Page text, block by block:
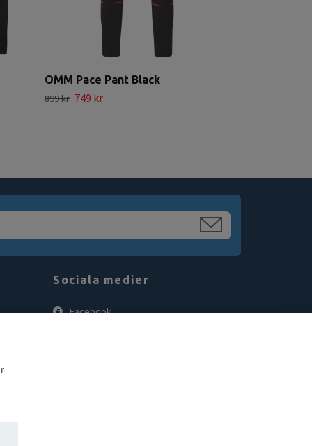
OMM Pace Pant Black
899 kr 749 kr
Sociala medier
Facebook